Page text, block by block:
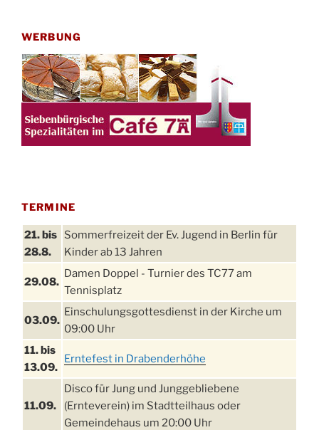
WERBUNG
TERMINE
21. bis
28.8.
Sommerfreizeit der Ev. Jugend in Berlin für
Kinder ab 13 Jahren
29.08.
Damen Doppel - Turnier des TC77 am
Tennisplatz
03.09.
Einschulungsgottesdienst in der Kirche um
09:00 Uhr
11. bis
13.09.
Erntefest in Drabenderhöhe
11.09.
Disco für Jung und Junggebliebene
(Ernteverein) im Stadtteilhaus oder
Gemeindehaus um 20:00 Uhr